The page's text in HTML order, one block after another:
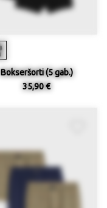
Bokseršorti (5 gab.)
35,90 €